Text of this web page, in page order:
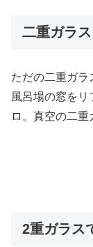
二重ガラ
ただの二重ガラ
風呂場の窓を
ロ。真空の二重
2重ガラス